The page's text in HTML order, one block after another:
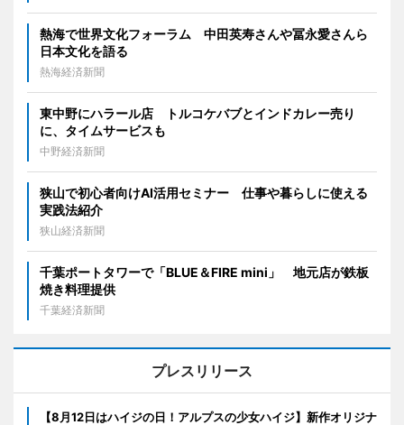
熱海で世界文化フォーラム 中田英寿さんや冨永愛さんら
日本文化を語る
熱海経済新聞
東中野にハラール店 トルコケバブとインドカレー売り
に、タイムサービスも
中野経済新聞
狭山で初心者向けAI活用セミナー 仕事や暮らしに使える
実践法紹介
狭山経済新聞
千葉ポートタワーで「BLUE＆FIRE mini」 地元店が鉄板
焼き料理提供
千葉経済新聞
プレスリリース
【8月12日はハイジの日！アルプスの少女ハイジ】新作オリジナ